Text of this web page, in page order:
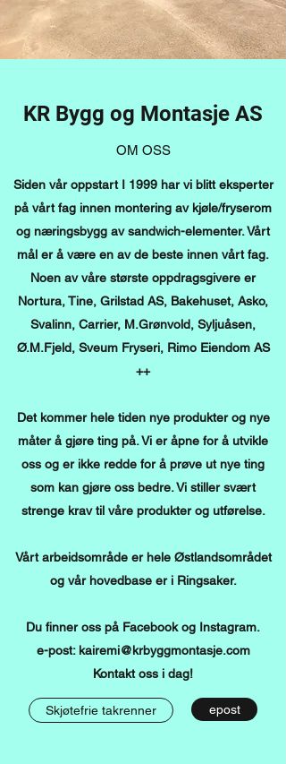
KR Bygg og Montasje AS
OM OSS
Siden vår oppstart I 1999 har vi blitt eksperter
på vårt fag innen montering av kjøle/fryserom
og næringsbygg av sandwich-elementer. Vårt
mål er å være en av de beste innen vårt fag.
Noen av våre største oppdragsgivere er
Nortura, Tine, Grilstad AS, Bakehuset, Asko,
Svalinn, Carrier, M.Grønvold, Syljuåsen,
Ø.M.Fjeld, Sveum Fryseri, Rimo Eiendom AS
++
Det kommer hele tiden nye produkter og nye
måter å gjøre ting på. Vi er åpne for å utvikle
oss og er ikke redde for å prøve ut nye ting
som kan gjøre oss bedre. Vi stiller svært
strenge krav til våre produkter og utførelse.
Vårt arbeidsområde er hele Østlandsområdet
og vår hovedbase er i Ringsaker.
Du finner oss på Facebook og Instagram.
e-post: kairemi@krbyggmontasje.com
Kontakt oss i dag!
Skjøtefrie takrenner epost